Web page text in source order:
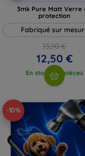
3mk Pure Matt Verre
protection
Fabriqué sur
13,90 €
12,50 €
En stock > 5 pièces
-10%